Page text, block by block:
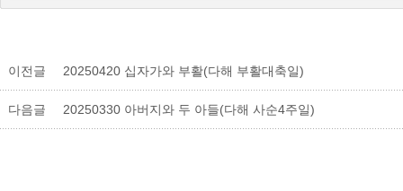
이전글 20250420 십자가와 부활(다해 부활대축일)
다음글 20250330 아버지와 두 아들(다해 사순4주일)